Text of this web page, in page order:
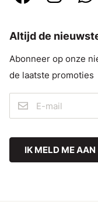
Altijd de
Abonneer op onze
de laatste promoties
IK MELD ME AAN